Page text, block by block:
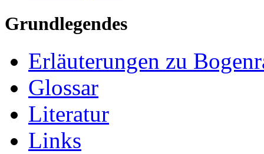
Grundlegendes
Erläuterungen zu
Glossar
Literatur
Links